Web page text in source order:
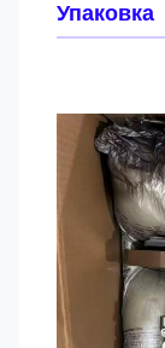
Упаковка